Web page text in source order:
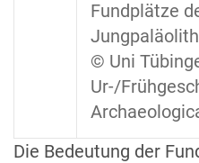
Fundplätze
© Uni
Ur-/
Die Bedeutung der